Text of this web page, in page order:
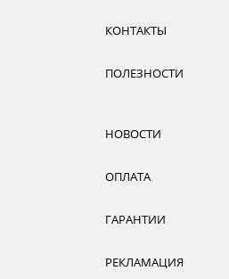
КОНТАКТЫ
ПОЛЕЗНОСТИ
НОВОСТИ
ОПЛАТА
ГАРАНТИИ
РЕКЛАМАЦИЯ